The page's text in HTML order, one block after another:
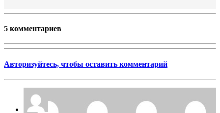
5 комментариев
Авторизуйтесь, чтобы оставить комментарий